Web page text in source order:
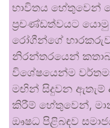
භාවිතය හේතුවෙන්
ප්‍රචණ්ඩත්වයට
රෝගීන්ගේ
නිරන්තරයෙන්
විශේෂයෙන්ම
මඟින් සිදුවන ඇතැම්
කිරීම් හේතුවෙන්,
ඖෂධ පිළිබඳව